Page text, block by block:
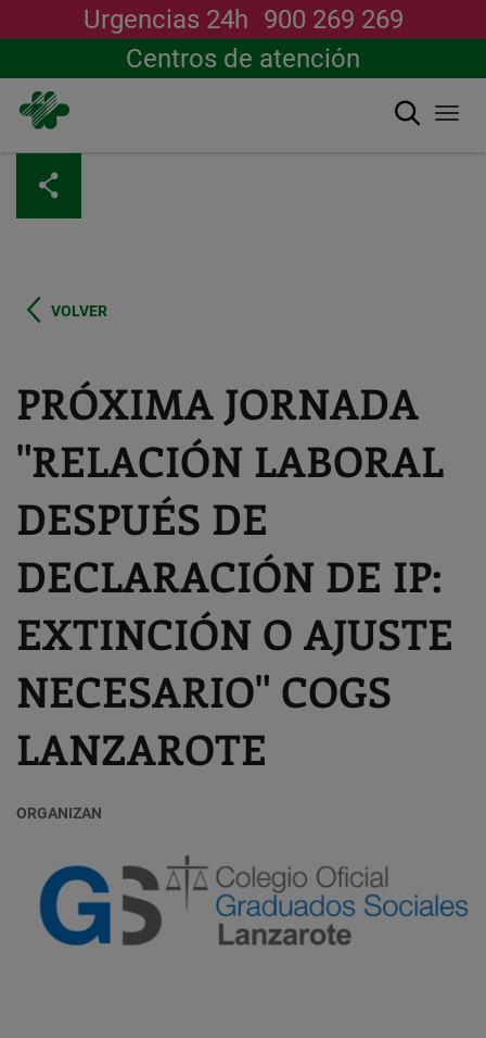
contenido
principal
Urgencias 24h 900 269 269
Centros de atención
Buscar
VOLVER
PRÓXIMA JORNADA
"RELACIÓN LABORAL
DESPUÉS DE
DECLARACIÓN DE IP:
EXTINCIÓN O AJUSTE
NECESARIO" COGS
LANZAROTE
ORGANIZAN